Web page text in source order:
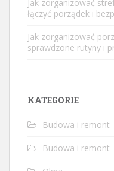
Jak zorganizować
łączyć porządek i
Jak zorganizować
sprawdzone rutyny i
KATEGORIE
Budowa i remont
Budowa i remont